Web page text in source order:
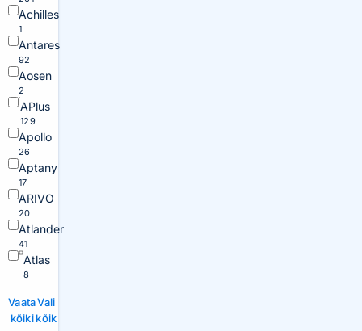
Achilles
1
Antares
92
Aosen
2
APlus
129
Apollo
26
Aptany
17
ARIVO
20
Atlander
41
Atlas
8
Vaata
kõiki
Vali
kõik